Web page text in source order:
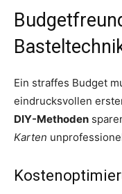
Ein straffes Budget
eindrucksvollen
DIY-Methoden
Karten